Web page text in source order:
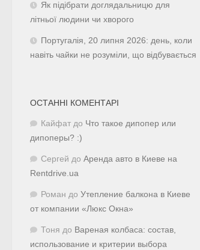
Як підібрати доглядальницю для
літньої людини чи хворого
Португалія, 20 липня 2026: день, коли
навіть чайки не розуміли, що відбувається
ОСТАННІ КОМЕНТАРІ
Кайфат до Что такое дипопер или
дипоперы? :)
Сергей до Аренда авто в Киеве на
Rentdrive.ua
Роман до Утепление балкона в Киеве
от компании «Люкс Окна»
Тоня до Вареная колбаса: состав,
использование и критерии выбора